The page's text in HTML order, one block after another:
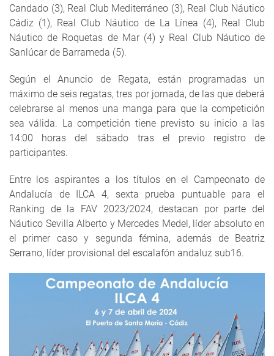
Candado (3), Real Club Mediterráneo (3), Real Club Náutico
Cádiz (1), Real Club Náutico de La Línea (4), Real Club
Náutico de Roquetas de Mar (4) y Real Club Náutico de
Sanlúcar de Barrameda (5).
Según el Anuncio de Regata, están programadas un
máximo de seis regatas, tres por jornada, de las que deberá
celebrarse al menos una manga para que la competición
sea válida. La competición tiene previsto su inicio a las
14:00 horas del sábado tras el previo registro de
participantes.
Entre los aspirantes a los títulos en el Campeonato de
Andalucía de ILCA 4, sexta prueba puntuable para el
Ranking de la FAV 2023/2024, destacan por parte del
Náutico Sevilla Alberto y Mercedes Medel, líder absoluto en
el primer caso y segunda fémina, además de Beatriz
Serrano, líder provisional del escalafón andaluz sub16.